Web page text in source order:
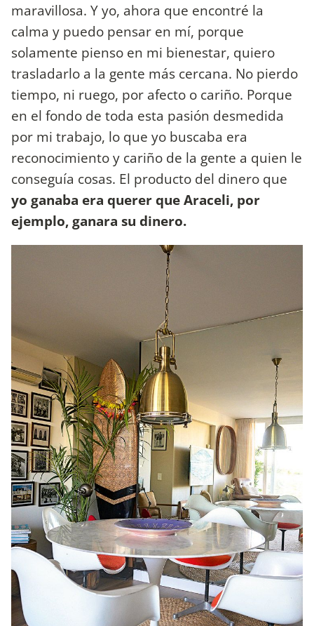
maravillosa. Y yo, ahora que encontré la
calma y puedo pensar en mí, porque
solamente pienso en mi bienestar, quiero
trasladarlo a la gente más cercana. No pierdo
tiempo, ni ruego, por afecto o cariño. Porque
en el fondo de toda esta pasión desmedida
por mi trabajo, lo que yo buscaba era
reconocimiento y cariño de la gente a quien le
conseguía cosas. El producto del dinero que
yo ganaba era querer que Araceli, por
ejemplo, ganara su dinero.